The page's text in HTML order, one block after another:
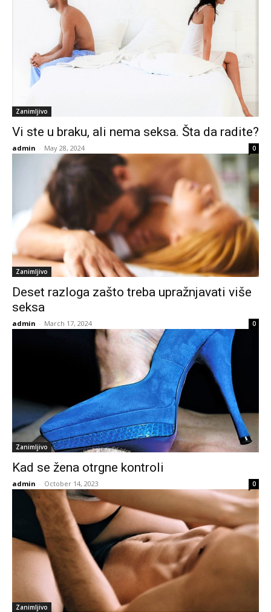
Zanimljivo
Vi ste u braku, ali nema seksa. Šta da radite?
admin - May 28, 2024 0
Zanimljivo
Deset razloga zašto treba upražnjavati više
seksa
admin - March 17, 2024 0
Zanimljivo
Kad se žena otrgne kontroli
admin - October 14, 2023 0
Zanimljivo